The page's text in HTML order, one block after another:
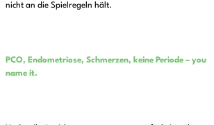
nicht an die Spielregeln hält.
PCO, Endometriose, Schmerzen, keine Periode – you
name it.